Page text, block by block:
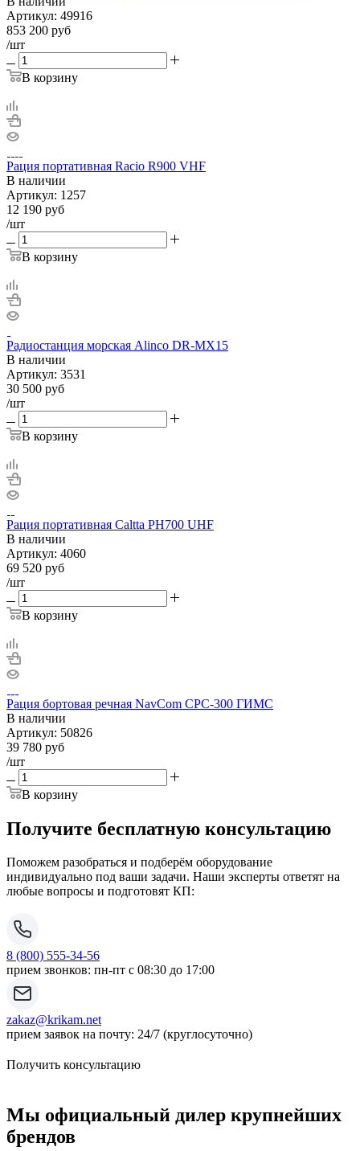
Артикул: 49916
853 200 руб
/шт
В корзину
Рация портативная Racio R900 VHF
В наличии
Артикул: 1257
12 190 руб
/шт
В корзину
Радиостанция морская Alinco DR-MX15
В наличии
Артикул: 3531
30 500 руб
/шт
В корзину
Рация портативная Caltta PH700 UHF
В наличии
Артикул: 4060
69 520 руб
/шт
В корзину
Рация бортовая речная NavCom CPC-300 ГИМС
В наличии
Артикул: 50826
39 780 руб
/шт
В корзину
Получите бесплатную консультацию
Поможем разобраться и подберём оборудование
индивидуально под ваши задачи. Наши эксперты ответят на
любые вопросы и подготовят КП:
8 (800) 555-34-56
прием звонков: пн-пт с 08:30 до 17:00
zakaz@krikam.net
прием заявок на почту: 24/7 (круглосуточно)
Получить консультацию
Мы официальный дилер крупнейших
брендов